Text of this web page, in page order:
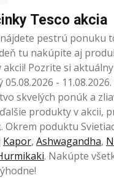
Tesco akcia
pestrú ponuku
tu nakúpite aj
akcii! Pozrite si
-
skvelých ponúk a
produkty v akcii,
Okrem poduktu
Kapor, Ashwagandha,
. Nakúpte